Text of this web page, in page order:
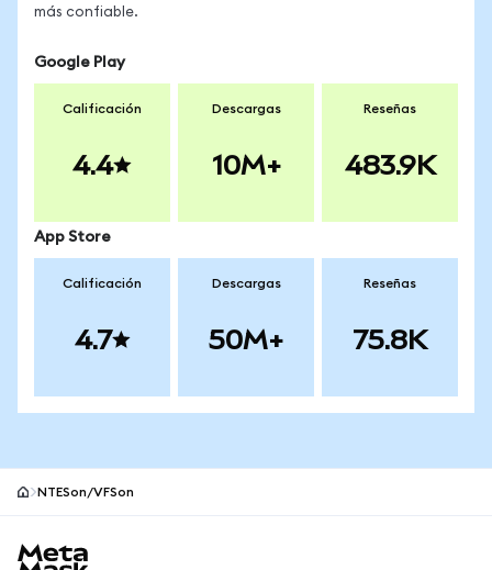
más confiable.
Google Play
Calificación
4.4
Descargas
10M+
Reseñas
483.9K
App Store
Calificación
4.7
Descargas
50M+
Reseñas
75.8K
NTESon/VFSon